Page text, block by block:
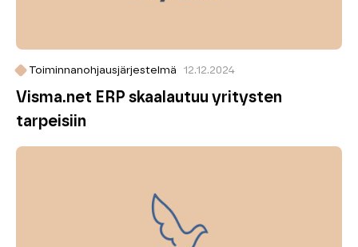
Toiminnanohjausjärjestelmä 12.12.2024
Visma.net ERP skaalautuu yritysten
tarpeisiin